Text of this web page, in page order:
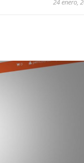
24 enero,